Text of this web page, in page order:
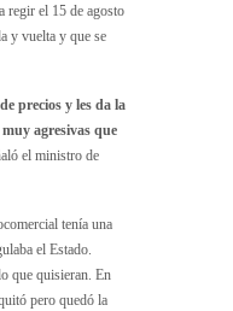
regir el 15 de agosto
y vuelta y que se
precios y les da la
agresivas que
el ministro de
tenía una
el Estado.
que quisieran. En
pero quedó la